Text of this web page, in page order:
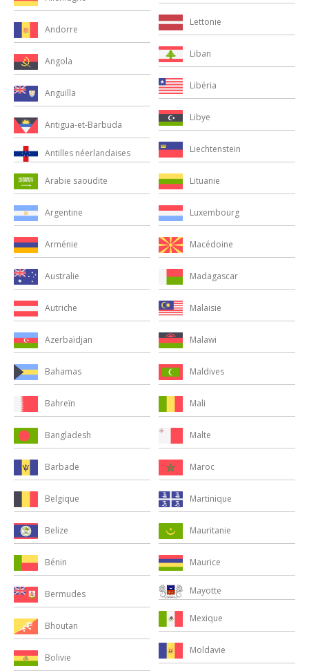
Andorre
Angola
Anguilla
Antigua-et-Barbuda
Antilles néerlandaises
Arabie saoudite
Argentine
Arménie
Australie
Autriche
Azerbaïdjan
Bahamas
Bahreïn
Bangladesh
Barbade
Belgique
Belize
Bénin
Bermudes
Bhoutan
Bolivie
Lettonie
Liban
Libéria
Libye
Liechtenstein
Lituanie
Luxembourg
Macédoine
Madagascar
Malaisie
Malawi
Maldives
Mali
Malte
Maroc
Martinique
Mauritanie
Maurice
Mayotte
Mexique
Moldavie